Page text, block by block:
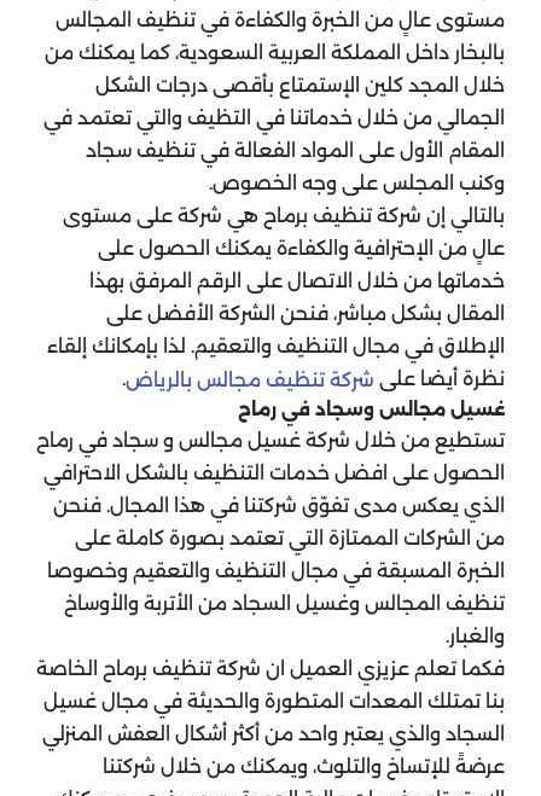
مستوى عالٍ من الخبرة والكفاءة في تنظيف المجالس
بالبخار داخل المملكة العربية السعودية، كما يمكنك من
خلال المجد كلين الإستمتاع بأقصى درجات الشكل
الجمالي من خلال خدماتنا في التظيف والتي تعتمد في
المقام الأول على المواد الفعالة في تنظيف سجاد
وكنب المجلس على وجه الخصوص.
بالتالي إن شركة تنظيف برماح هي شركة على مستوى
عالٍ من الإحترافية والكفاءة يمكنك الحصول على
خدماتها من خلال الاتصال على الرقم المرفق بهذا
المقال بشكل مباشر، فنحن الشركة الأفضل على
الإطلاق في مجال التنظيف والتعقيم. لذا بإمكانك إلقاء
نظرة أيضا على شركة تنظيف مجالس بالرياض.
غسيل مجالس وسجاد في رماح
تستطيع من خلال شركة غسيل مجالس و سجاد في رماح
الحصول على افضل خدمات التنظيف بالشكل الاحترافي
الذي يعكس مدى تفوّق شركتنا في هذا المجال. فنحن
من الشركات الممتازة التي تعتمد بصورة كاملة على
الخبرة المسبقة في مجال التنظيف والتعقيم وخصوصا
تنظيف المجالس وغسيل السجاد من الأتربة والأوساخ
والغبار.
فكما تعلم عزيزي العميل ان شركة تنظيف برماح الخاصة
بنا تمتلك المعدات المتطورة والحديثة في مجال غسيل
السجاد والذي يعتبر واحد من أكثر أشكال العفش المنزلي
عرضةً للإتساخ والتلوث، ويمكنك من خلال شركتنا